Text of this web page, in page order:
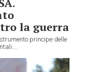
la guerra
principe delle